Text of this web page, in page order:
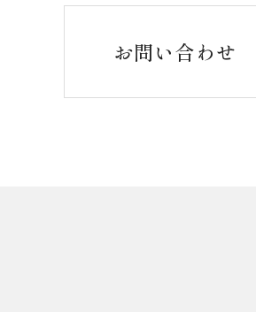
お問い合わせ